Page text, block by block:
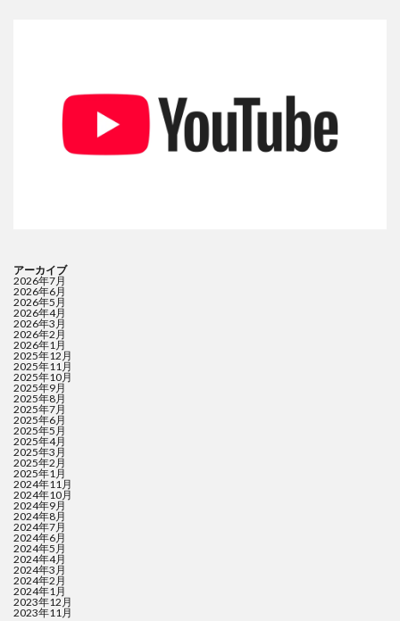
アーカイブ
2026年7月
2026年6月
2026年5月
2026年4月
2026年3月
2026年2月
2026年1月
2025年12月
2025年11月
2025年10月
2025年9月
2025年8月
2025年7月
2025年6月
2025年5月
2025年4月
2025年3月
2025年2月
2025年1月
2024年11月
2024年10月
2024年9月
2024年8月
2024年7月
2024年6月
2024年5月
2024年4月
2024年3月
2024年2月
2024年1月
2023年12月
2023年11月